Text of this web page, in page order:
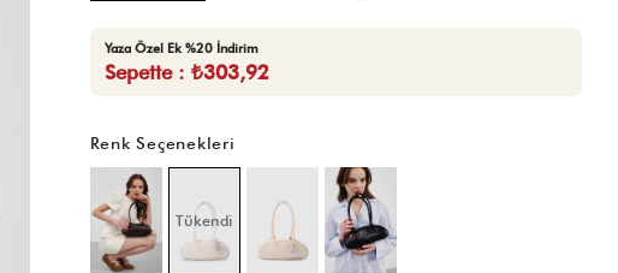
Yaza Özel Ek %20 İndirim
Sepette : ₺303,92
Renk Seçenekleri
Tükendi